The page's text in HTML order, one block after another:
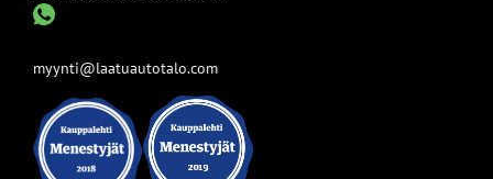
myynti@laatuautotalo.com